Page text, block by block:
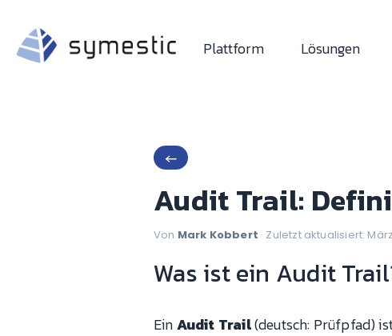
Plattform Lösungen
←
Audit Trail:
Von Mark Kobbert · Zuletzt aktualisiert:
Was ist ein Audit
EinAudit Trail(deutsch: Prüfpfad)